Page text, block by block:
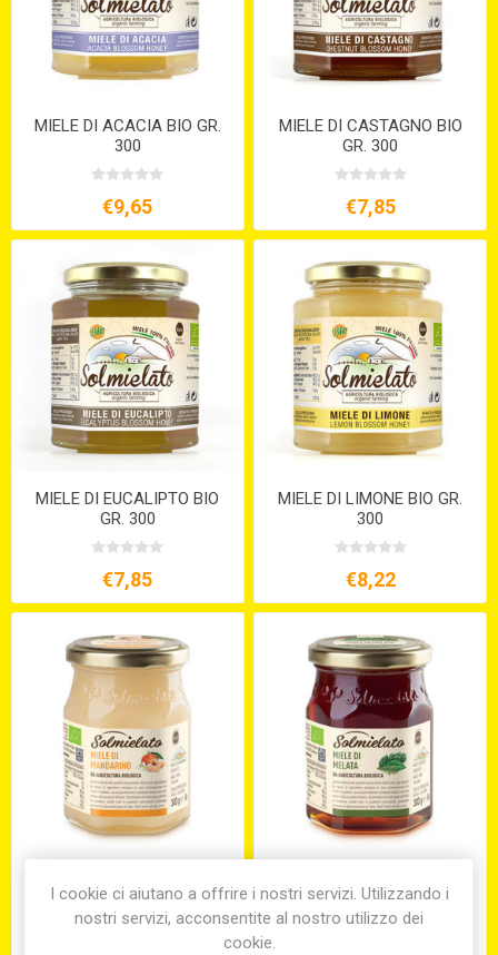
MIELE DI ACACIA BIO GR.
300
€9,65
MIELE DI CASTAGNO BIO
GR. 300
€7,85
MIELE DI EUCALIPTO BIO
GR. 300
€7,85
MIELE DI LIMONE BIO GR.
300
€8,22
GR.300
BIO GR. 300
I cookie ci aiutano a offrire i nostri servizi. Utilizzando i
nostri servizi, acconsentite al nostro utilizzo dei
cookie.